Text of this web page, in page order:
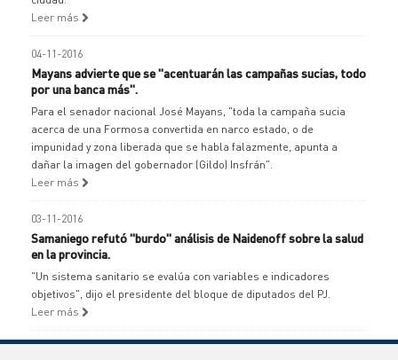
Leer más
04-11-2016
Mayans advierte que se "acentuarán las campañas sucias, todo
por una banca más".
Para el senador nacional José Mayans, "toda la campaña sucia
acerca de una Formosa convertida en narco estado, o de
impunidad y zona liberada que se habla falazmente, apunta a
dañar la imagen del gobernador (Gildo) Insfrán".
Leer más
03-11-2016
Samaniego refutó "burdo" análisis de Naidenoff sobre la salud
en la provincia.
"Un sistema sanitario se evalúa con variables e indicadores
objetivos", dijo el presidente del bloque de diputados del PJ.
Leer más